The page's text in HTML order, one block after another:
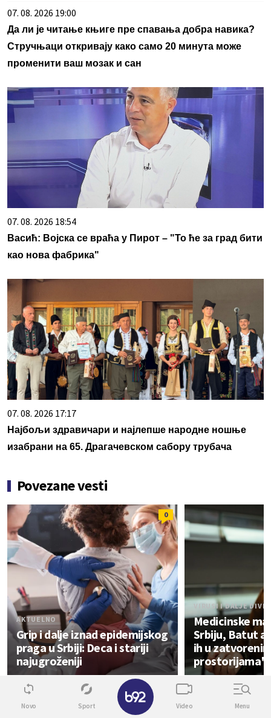
07. 08. 2026 19:00
Да ли је читање књиге пре спавања добра навика?
Стручњаци откривају како само 20 минута може
променити ваш мозак и сан
07. 08. 2026 18:54
Васић: Војска се враћа у Пирот – "То ће за град бити
као нова фабрика"
07. 08. 2026 17:17
Најбољи здравичари и најлепше народне ношње
изабрани на 65. Драгачевском сабору трубача
Povezane vesti
0
AKTUELNO
Grip i dalje iznad epidemijskog
praga u Srbiji: Deca i stariji
najugroženiji
VIRUSI I DALJE
Medicinske
Srbiju, Batut
ih u
prostorijama"
Zdravlje
Novo Sport Video Menu
✕